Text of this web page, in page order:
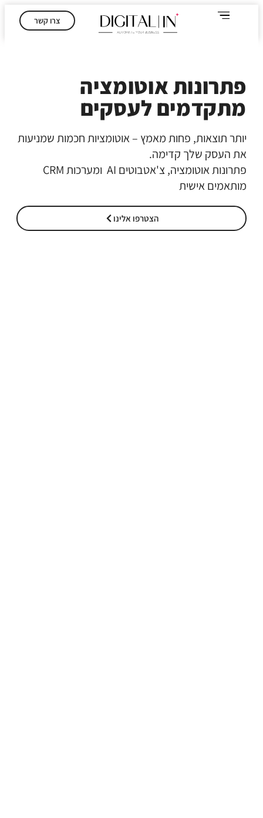
צרו קשר
פתרונות אוטומציה
מתקדמים לעסקים
יותר תוצאות, פחות מאמץ – אוטומציות חכמות שמניעות
את העסק שלך קדימה.
פתרונות אוטומציה, צ'אטבוטים AI ומערכות CRM
מותאמים אישית
הצטרפו אלינו